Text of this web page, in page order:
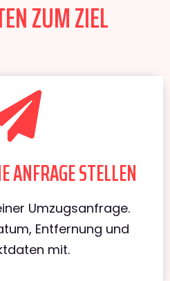
ZUM ZIEL
ANFRAGE STELLEN
Umzugsanfrage.
Entfernung und
mit.